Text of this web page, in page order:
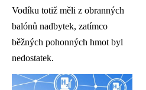
Vodíku totiž měli z obranných
balónů nadbytek, zatímco
běžných pohonných hmot byl
nedostatek.